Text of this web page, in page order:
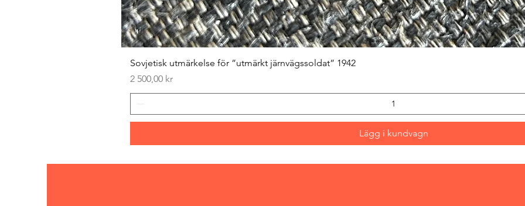
Sovjetisk utmärkelse för ”utmärkt järnvägssoldat” 1942
Pris
2 500,00 kr
Lägg i kundvagn